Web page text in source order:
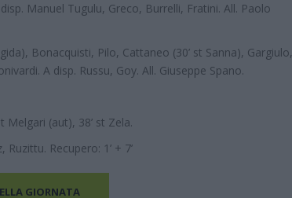
Manuel Tugulu, Greco, Burrelli, Fratini. All. Paolo
Bonacquisti, Pilo, Cattaneo (30’ st Sanna), Gargiulo,
A disp. Russu, Goy. All. Giuseppe Spano.
Melgari (aut), 38’ st Zela.
Recupero: 1’ + 7’
GIORNATA